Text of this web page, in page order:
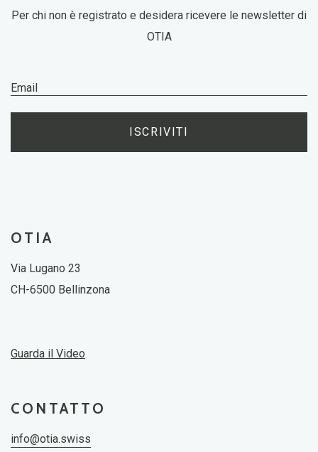
Per chi non è registrato e desidera ricevere le newsletter di
OTIA
ISCRIVITI
OTIA
Via Lugano 23
CH-6500 Bellinzona
Guarda il Video
CONTATTO
info@otia.swiss